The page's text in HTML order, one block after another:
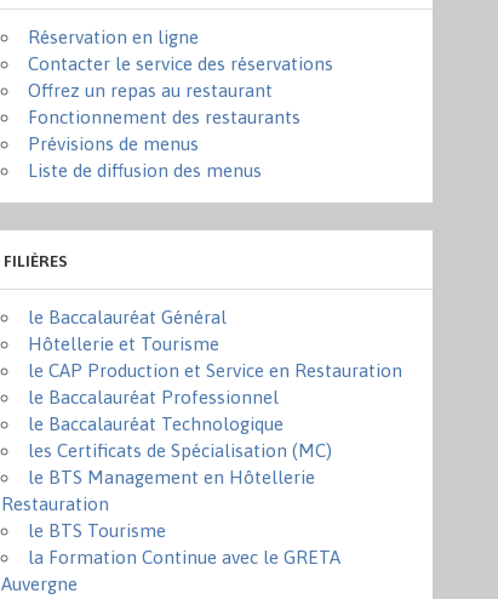
Réservation en ligne
Contacter le service des réservations
Offrez un repas au restaurant
Fonctionnement des restaurants
Prévisions de menus
Liste de diffusion des menus
FILIÈRES
le Baccalauréat Général
Hôtellerie et Tourisme
le CAP Production et Service en Restauration
le Baccalauréat Professionnel
le Baccalauréat Technologique
les Certificats de Spécialisation (MC)
le BTS Management en Hôtellerie
Restauration
le BTS Tourisme
la Formation Continue avec le GRETA
Auvergne